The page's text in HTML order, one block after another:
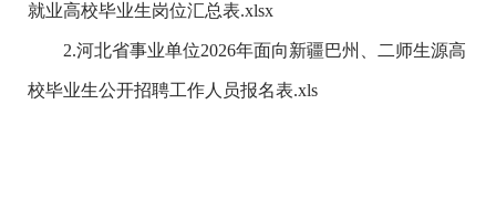
就业高校毕业生岗位汇总表.xlsx
2.河北省事业单位2026年面向新疆巴州、二师生源高
校毕业生公开招聘工作人员报名表.xls